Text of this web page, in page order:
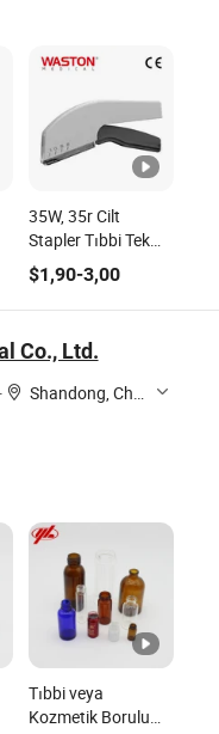
35W, 35r Cilt
Stapler Tıbbi Tek
Kullanımlık Damar
Onarım Cerrahi
Aleti Cilt Lineer
Cerrahi Stapler
$1,90-3,00
Co., Ltd.
·
Shandong, China
Tıbbi veya
Kozmetik Borulu